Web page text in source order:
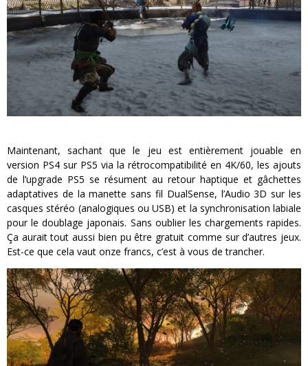
Maintenant, sachant que le jeu est entièrement jouable en
version PS4 sur PS5 via la rétrocompatibilité en 4K/60, les ajouts
de l’upgrade PS5 se résument au retour haptique et gâchettes
adaptatives de la manette sans fil DualSense, l’Audio 3D sur les
casques stéréo (analogiques ou USB) et la synchronisation labiale
pour le doublage japonais. Sans oublier les chargements rapides.
Ça aurait tout aussi bien pu être gratuit comme sur d’autres jeux.
Est-ce que cela vaut onze francs, c’est à vous de trancher.